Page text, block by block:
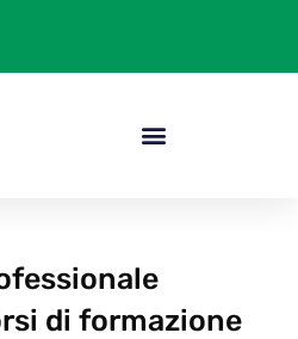
di formazione